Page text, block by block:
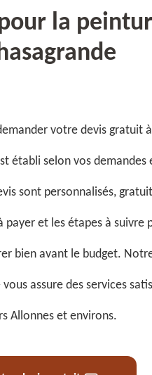
la
votre devis gratuit
établi selon vos demandes
sont personnalisés,
payer et les étapes à suivre
bien avant le budget.
assure des services
Allonnes et environs.